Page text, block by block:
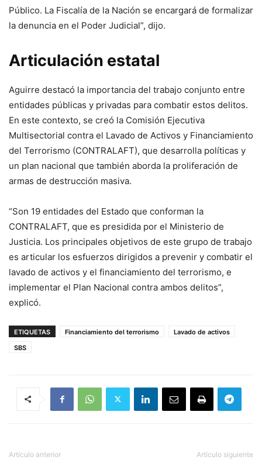
Público. La Fiscalía de la Nación se encargará de formalizar
la denuncia en el Poder Judicial”, dijo.
Articulación estatal
Aguirre destacó la importancia del trabajo conjunto entre
entidades públicas y privadas para combatir estos delitos.
En este contexto, se creó la Comisión Ejecutiva
Multisectorial contra el Lavado de Activos y Financiamiento
del Terrorismo (CONTRALAFT), que desarrolla políticas y
un plan nacional que también aborda la proliferación de
armas de destrucción masiva.
“Son 19 entidades del Estado que conforman la
CONTRALAFT, que es presidida por el Ministerio de
Justicia. Los principales objetivos de este grupo de trabajo
es articular los esfuerzos dirigidos a prevenir y combatir el
lavado de activos y el financiamiento del terrorismo, e
implementar el Plan Nacional contra ambos delitos”,
explicó.
ETIQUETAS Financiamiento del terrorismo
Lavado de activos
SBS
Artículo anterior Artículo siguiente